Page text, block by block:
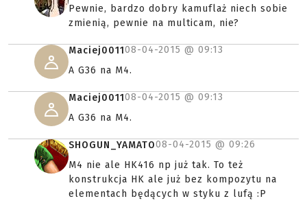
Pewnie, bardzo dobry kamuflaż niech sobie
zmienią, pewnie na multicam, nie?
Maciej001108-04-2015 @ 09:13
A G36 na M4.
Maciej001108-04-2015 @ 09:13
A G36 na M4.
SHOGUN_YAMATO08-04-2015 @ 09:26
M4 nie ale HK416 np już tak. To też
konstrukcja HK ale już bez kompozytu na
elementach będących w styku z lufą :P